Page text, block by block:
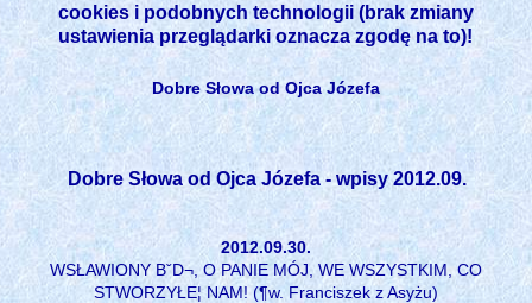
cookies i podobnych technologii (brak zmiany
ustawienia przeglądarki oznacza zgodę na to)!
Dobre Słowa od Ojca Józefa
Dobre Słowa od Ojca Józefa - wpisy 2012.09.
2012.09.30.
WSŁAWIONY BˇD¬, O PANIE MÓJ, WE WSZYSTKIM, CO
STWORZYŁE¦ NAM! (¶w. Franciszek z Asyżu)